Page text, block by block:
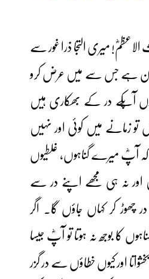
الاعظمؓ! میری التجا ذرا غور سے
کون ہے جس سے میں عرض کرو
آپؓکے در کے بھکاری ہیں
زمانے میں کوئی اور نہیں
آپؓ میرے گناہوں، غلطیوں
اور نہ ہی مجھے اپنے در سے
چھوڑ کر کہاں جاؤں گا۔ اگر
کا بوجھ نہ ہوتا تو آپؓ جیسا
اور کیوں خطاؤں سے در گزر